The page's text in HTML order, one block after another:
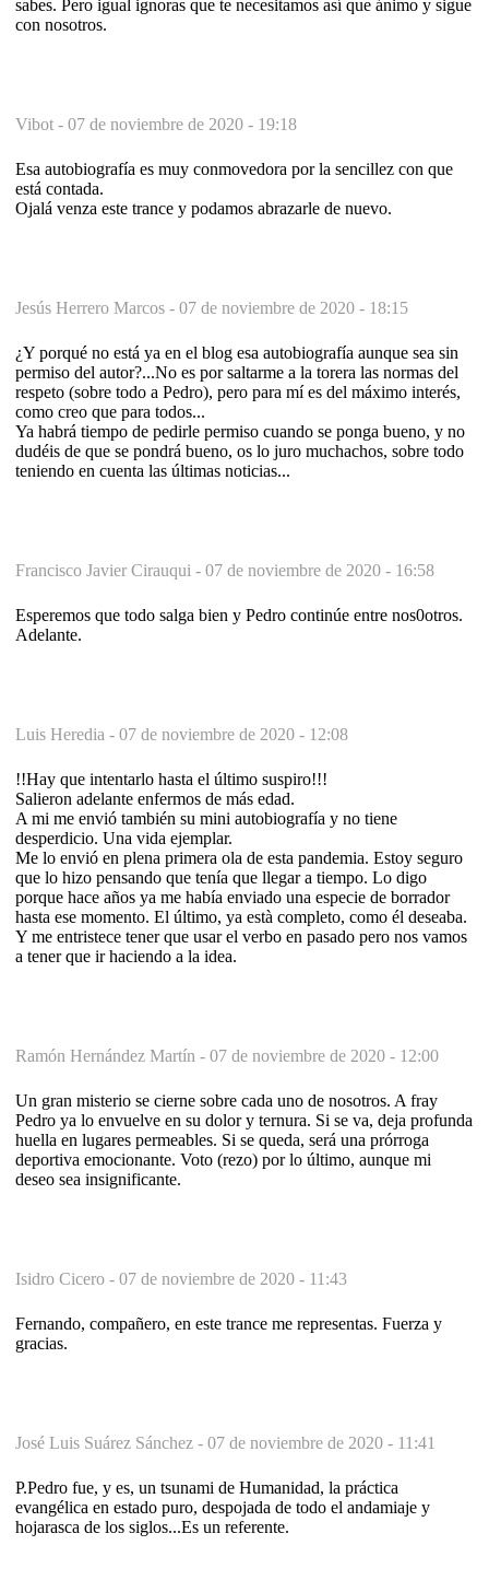
sabes. Pero igual ignoras que te necesitamos así que ánimo y sigue
con nosotros.
Vibot - 07 de noviembre de 2020 - 19:18
Esa autobiografía es muy conmovedora por la sencillez con que
está contada.
Ojalá venza este trance y podamos abrazarle de nuevo.
Jesús Herrero Marcos - 07 de noviembre de 2020 - 18:15
¿Y porqué no está ya en el blog esa autobiografía aunque sea sin
permiso del autor?...No es por saltarme a la torera las normas del
respeto (sobre todo a Pedro), pero para mí es del máximo interés,
como creo que para todos...
Ya habrá tiempo de pedirle permiso cuando se ponga bueno, y no
dudéis de que se pondrá bueno, os lo juro muchachos, sobre todo
teniendo en cuenta las últimas noticias...
Francisco Javier Cirauqui - 07 de noviembre de 2020 - 16:58
Esperemos que todo salga bien y Pedro continúe entre nos0otros.
Adelante.
Luis Heredia - 07 de noviembre de 2020 - 12:08
!!Hay que intentarlo hasta el último suspiro!!!
Salieron adelante enfermos de más edad.
A mi me envió también su mini autobiografía y no tiene
desperdicio. Una vida ejemplar.
Me lo envió en plena primera ola de esta pandemia. Estoy seguro
que lo hizo pensando que tenía que llegar a tiempo. Lo digo
porque hace años ya me había enviado una especie de borrador
hasta ese momento. El último, ya està completo, como él deseaba.
Y me entristece tener que usar el verbo en pasado pero nos vamos
a tener que ir haciendo a la idea.
Ramón Hernández Martín - 07 de noviembre de 2020 - 12:00
Un gran misterio se cierne sobre cada uno de nosotros. A fray
Pedro ya lo envuelve en su dolor y ternura. Si se va, deja profunda
huella en lugares permeables. Si se queda, será una prórroga
deportiva emocionante. Voto (rezo) por lo último, aunque mi
deseo sea insignificante.
Isidro Cicero - 07 de noviembre de 2020 - 11:43
Fernando, compañero, en este trance me representas. Fuerza y
gracias.
José Luis Suárez Sánchez - 07 de noviembre de 2020 - 11:41
P.Pedro fue, y es, un tsunami de Humanidad, la práctica
evangélica en estado puro, despojada de todo el andamiaje y
hojarasca de los siglos...Es un referente.